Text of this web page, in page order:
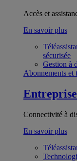
Accès et
En savoir plus
sécurisée
Gestion à
Abonnements et
Entreprise
Connectivité à
En savoir plus